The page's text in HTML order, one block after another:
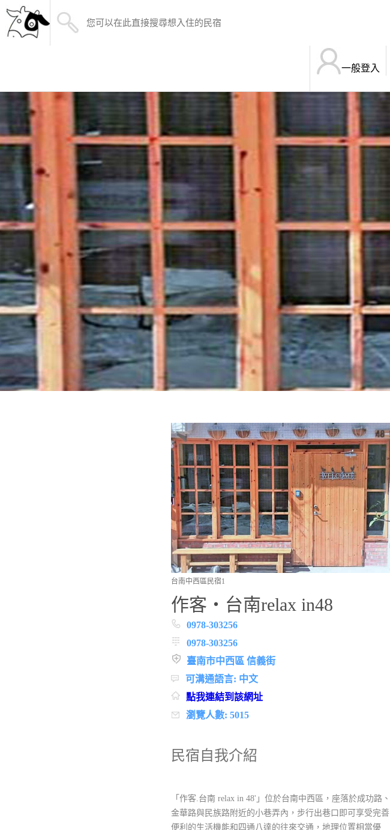
一般登入
台南中西區民宿1
作客‧台南relax in48
0978-303256
0978-303256
臺南市中西區 信義街
可溝通語言: 中文
點我連結到該網址
瀏覽人數: 5015
民宿自我介紹
「作客.台南 relax in 48'」位於台南中西區，座落於成功路、
金華路與民族路附近的小巷弄內，步行出巷口即可享受完善
便利的生活機能和四通八達的往來交通，地理位置相當優